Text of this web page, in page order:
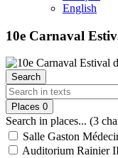
English
10e Carnaval
Search
Places 0
Search in places... (3
Salle Gaston
Auditorium Rainier